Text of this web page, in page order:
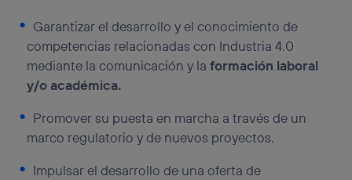
Garantizar el desarrollo y el conocimiento de
competencias relacionadas con Industria 4.0
mediante la comunicación y laformación laboral
y/o académica.
Promover su puesta en marcha a través de un
marco regulatorio y de nuevos proyectos.
Impulsar el desarrollo de una oferta de